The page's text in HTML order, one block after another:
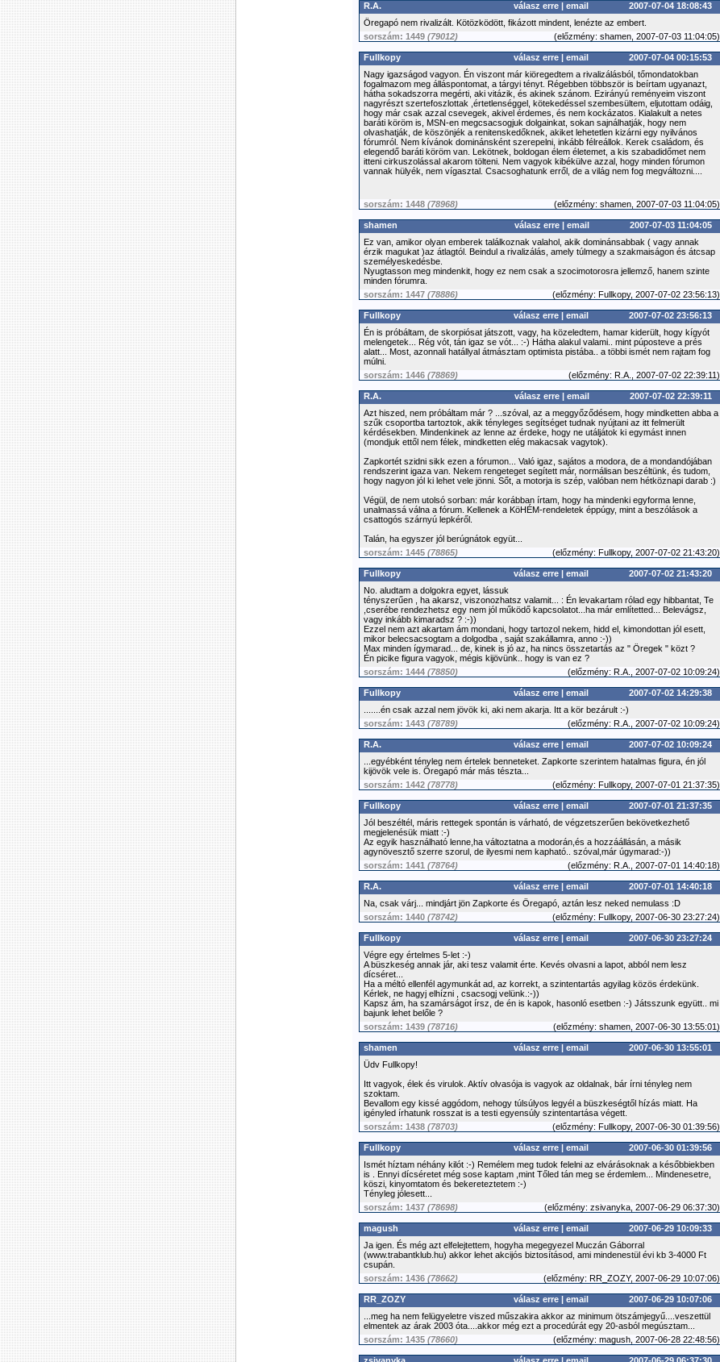
R.A. válasz erre | email
2007-07-04 18:08:43
Öregapó nem rivalizált. Kötözködött, fikázott mindent, lenézte az embert.
sorszám: 1449 (79012) (előzmény: shamen, 2007-07-03 11:04:05)
Fullkopy válasz erre | email
2007-07-04 00:15:53
Nagy igazságod vagyon. Én viszont már kiöregedtem a rivalizálásból, tőmondatokban
fogalmazom meg álláspontomat, a tárgyi tényt. Régebben többször is beírtam ugyanazt,
hátha sokadszorra megérti, aki vitázik, és akinek szánom. Ezirányú reményeim viszont
nagyrészt szertefoszlottak ,értetlenséggel, kötekedéssel szembesültem, eljutottam odáig,
hogy már csak azzal csevegek, akivel érdemes, és nem kockázatos. Kialakult a netes
baráti köröm is, MSN-en megcsacsogjuk dolgainkat, sokan sajnálhatják, hogy nem
olvashatják, de köszönjék a renitenskedőknek, akiket lehetetlen kizárni egy nyilvános
fórumról. Nem kívánok dominánsként szerepelni, inkább félreállok. Kerek családom, és
elegendő baráti köröm van. Lekötnek, boldogan élem életemet, a kis szabadidőmet nem
itteni cirkuszolással akarom tölteni. Nem vagyok kibékülve azzal, hogy minden fórumon
vannak hülyék, nem vígasztal. Csacsoghatunk erről, de a világ nem fog megváltozni....
sorszám: 1448 (78968) (előzmény: shamen, 2007-07-03 11:04:05)
shamen válasz erre | email
2007-07-03 11:04:05
Ez van, amikor olyan emberek találkoznak valahol, akik dominánsabbak ( vagy annak
érzik magukat )az átlagtól. Beindul a rivalizálás, amely túlmegy a szakmaiságon és átcsap
személyeskedésbe.
Nyugtasson meg mindenkit, hogy ez nem csak a szocimotorosra jellemző, hanem szinte
minden fórumra.
sorszám: 1447 (78886) (előzmény: Fullkopy, 2007-07-02 23:56:13)
Fullkopy válasz erre | email
2007-07-02 23:56:13
Én is próbáltam, de skorpiósat játszott, vagy, ha közeledtem, hamar kiderült, hogy kígyót
melengetek... Rég vót, tán igaz se vót... :-) Hátha alakul valami.. mint púposteve a prés
alatt... Most, azonnali hatállyal átmásztam optimista pistába.. a többi ismét nem rajtam fog
múlni.
sorszám: 1446 (78869) (előzmény: R.A., 2007-07-02 22:39:11)
R.A. válasz erre | email
2007-07-02 22:39:11
Azt hiszed, nem próbáltam már ? ...szóval, az a meggyőződésem, hogy mindketten abba a
szűk csoportba tartoztok, akik tényleges segítséget tudnak nyújtani az itt felmerült
kérdésekben. Mindenkinek az lenne az érdeke, hogy ne utáljátok ki egymást innen
(mondjuk ettől nem félek, mindketten elég makacsak vagytok).
Zapkortét szidni sikk ezen a fórumon... Való igaz, sajátos a modora, de a mondandójában
rendszerint igaza van. Nekem rengeteget segített már, normálisan beszéltünk, és tudom,
hogy nagyon jól ki lehet vele jönni. Sőt, a motorja is szép, valóban nem hétköznapi darab :)
Végül, de nem utolsó sorban: már korábban írtam, hogy ha mindenki egyforma lenne,
unalmassá válna a fórum. Kellenek a KöHÉM-rendeletek éppúgy, mint a beszólások a
csattogós szárnyú lepkéről.
Talán, ha egyszer jól berúgnátok együt...
sorszám: 1445 (78865) (előzmény: Fullkopy, 2007-07-02 21:43:20)
Fullkopy válasz erre | email
2007-07-02 21:43:20
No. aludtam a dolgokra egyet, lássuk
tényszerűen , ha akarsz, viszonozhatsz valamit... : Én levakartam rólad egy hibbantat, Te
,cserébe rendezhetsz egy nem jól működő kapcsolatot...ha már említetted... Belevágsz,
vagy inkább kimaradsz ? :-))
Ezzel nem azt akartam ám mondani, hogy tartozol nekem, hidd el, kimondottan jól esett,
mikor belecsacsogtam a dolgodba , saját szakállamra, anno :-))
Max minden ígymarad... de, kinek is jó az, ha nincs összetartás az " Öregek " közt ?
Én picike figura vagyok, mégis kijövünk.. hogy is van ez ?
sorszám: 1444 (78850) (előzmény: R.A., 2007-07-02 10:09:24)
Fullkopy válasz erre | email
2007-07-02 14:29:38
.......én csak azzal nem jövök ki, aki nem akarja. Itt a kör bezárult :-)
sorszám: 1443 (78789) (előzmény: R.A., 2007-07-02 10:09:24)
R.A. válasz erre | email
2007-07-02 10:09:24
...egyébként tényleg nem értelek benneteket. Zapkorte szerintem hatalmas figura, én jól
kijövök vele is. Öregapó már más tészta...
sorszám: 1442 (78778) (előzmény: Fullkopy, 2007-07-01 21:37:35)
Fullkopy válasz erre | email
2007-07-01 21:37:35
Jól beszéltél, máris rettegek spontán is várható, de végzetszerűen bekövetkezhető
megjelenésük miatt :-)
Az egyik használható lenne,ha változtatna a modorán,és a hozzáállásán, a másik
agynövesztő szerre szorul, de ilyesmi nem kapható.. szóval,már úgymarad:-))
sorszám: 1441 (78764) (előzmény: R.A., 2007-07-01 14:40:18)
R.A. válasz erre | email
2007-07-01 14:40:18
Na, csak várj... mindjárt jön Zapkorte és Öregapó, aztán lesz neked nemulass :D
sorszám: 1440 (78742) (előzmény: Fullkopy, 2007-06-30 23:27:24)
Fullkopy válasz erre | email
2007-06-30 23:27:24
Végre egy értelmes 5-let :-)
A büszkeség annak jár, aki tesz valamit érte. Kevés olvasni a lapot, abból nem lesz
dícséret...
Ha a méltó ellenfél agymunkát ad, az korrekt, a szintentartás agyilag közös érdekünk.
Kérlek, ne hagyj elhízni , csacsogj velünk.:-))
Kapsz ám, ha szamárságot írsz, de én is kapok, hasonló esetben :-) Játsszunk együtt.. mi
bajunk lehet belőle ?
sorszám: 1439 (78716) (előzmény: shamen, 2007-06-30 13:55:01)
shamen válasz erre | email
2007-06-30 13:55:01
Üdv Fullkopy!
Itt vagyok, élek és virulok. Aktív olvasója is vagyok az oldalnak, bár írni tényleg nem
szoktam.
Bevallom egy kissé aggódom, nehogy túlsúlyos legyél a büszkeségtől hízás miatt. Ha
igényled írhatunk rosszat is a testi egyensúly szintentartása végett.
sorszám: 1438 (78703) (előzmény: Fullkopy, 2007-06-30 01:39:56)
Fullkopy válasz erre | email
2007-06-30 01:39:56
Ismét híztam néhány kilót :-) Remélem meg tudok felelni az elvárásoknak a későbbiekben
is . Ennyi dícséretet még sose kaptam ,mint Tőled tán meg se érdemlem... Mindenesetre,
köszi, kinyomtatom és bekereteztetem :-)
Tényleg jólesett...
sorszám: 1437 (78698) (előzmény: zsivanyka, 2007-06-29 06:37:30)
magush válasz erre | email
2007-06-29 10:09:33
Ja igen. És még azt elfelejtettem, hogyha megegyezel Muczán Gáborral
(www.trabantklub.hu) akkor lehet akcijós biztosításod, ami mindenestül évi kb 3-4000 Ft
csupán.
sorszám: 1436 (78662) (előzmény: RR_ZOZY, 2007-06-29 10:07:06)
RR_ZOZY válasz erre | email
2007-06-29 10:07:06
...meg ha nem felügyeletre viszed műszakira akkor az minimum ötszámjegyű....veszettül
elmentek az árak 2003 óta....akkor még ezt a procedúrát egy 20-asból megúsztam...
sorszám: 1435 (78660) (előzmény: magush, 2007-06-28 22:48:56)